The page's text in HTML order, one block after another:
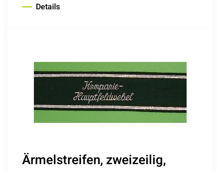
Details
Ärmelstreifen, zweizeilig,